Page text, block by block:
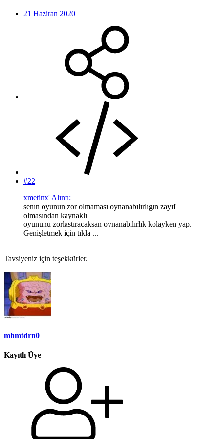
21 Haziran 2020
#22
xmetinx' Alıntı:
senın oyunun zor olmaması oynanabılırlıgın zayıf
olmasından kaynaklı.
oyununu zorlastıracaksan oynanabılırlık kolayken yap.
Genişletmek için tıkla ...
Tavsiyeniz için teşekkürler.
mhmtdrn0
Kayıtlı Üye